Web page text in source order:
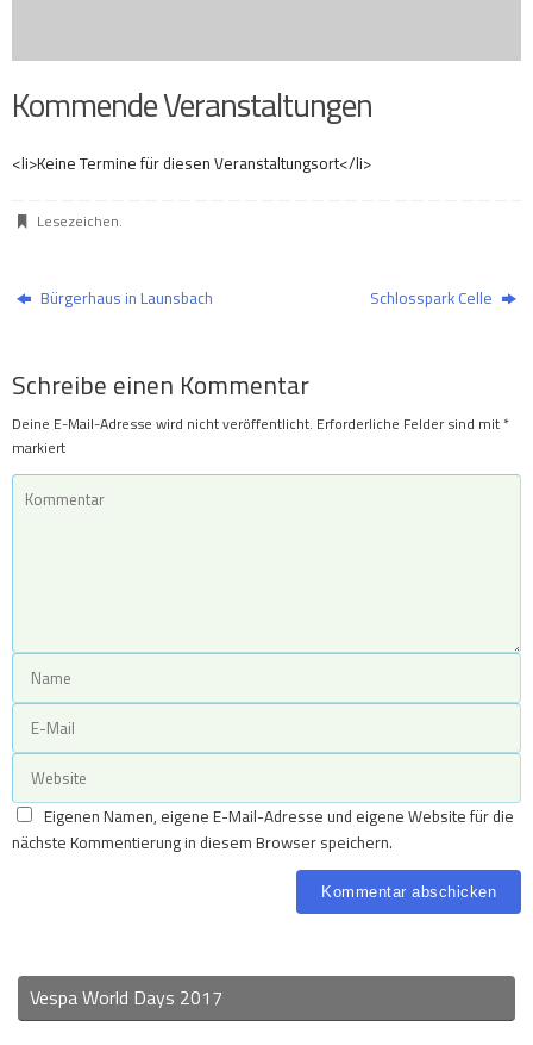
Kommende Veranstaltungen
<li>Keine Termine für diesen Veranstaltungsort</li>
Lesezeichen.
Bürgerhaus in Launsbach Schlosspark Celle
Schreibe einen Kommentar
Deine E-Mail-Adresse wird nicht veröffentlicht. Erforderliche Felder sind mit*
markiert
Eigenen Namen, eigene E-Mail-Adresse und eigene Website für die
nächste Kommentierung in diesem Browser speichern.
Vespa World Days 2017